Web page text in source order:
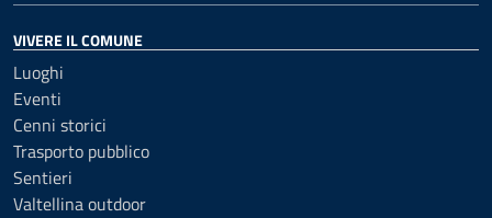
VIVERE IL COMUNE
Luoghi
Eventi
Cenni storici
Trasporto pubblico
Sentieri
Valtellina outdoor